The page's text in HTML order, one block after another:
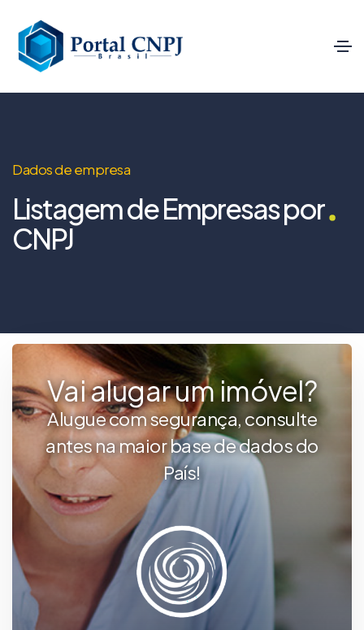
Dados de empresa
Listagem de Empresas por
CNPJ
Vai alugar um imóvel?
Alugue com segurança, consulte
antes na maior base de dados do
País!